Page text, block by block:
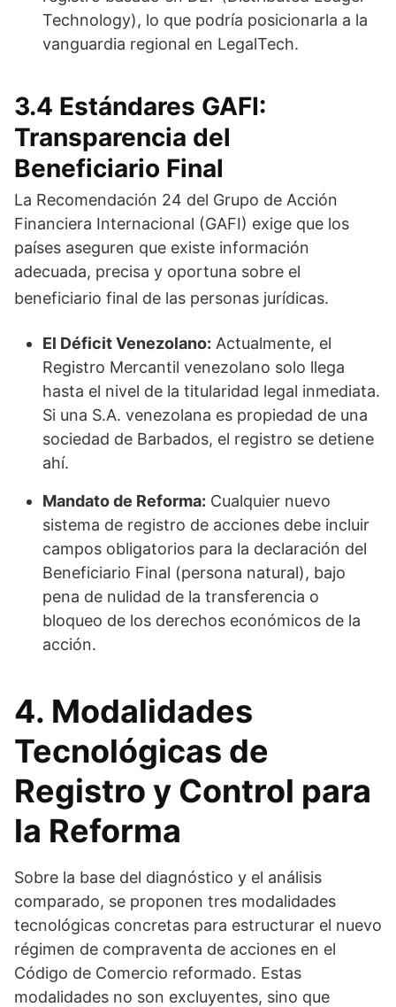
Technology), lo que podría posicionarla a la
vanguardia regional en LegalTech.
3.4 Estándares GAFI:
Transparencia del
Beneficiario Final
La Recomendación 24 del Grupo de Acción
Financiera Internacional (GAFI) exige que los
países aseguren que existe información
adecuada, precisa y oportuna sobre el
beneficiario final de las personas jurídicas.
El Déficit Venezolano: Actualmente, el
Registro Mercantil venezolano solo llega
hasta el nivel de la titularidad legal inmediata.
Si una S.A. venezolana es propiedad de una
sociedad de Barbados, el registro se detiene
ahí.
Mandato de Reforma: Cualquier nuevo
sistema de registro de acciones debe incluir
campos obligatorios para la declaración del
Beneficiario Final (persona natural), bajo
pena de nulidad de la transferencia o
bloqueo de los derechos económicos de la
acción.
4. Modalidades
Tecnológicas de
Registro y Control para
la Reforma
Sobre la base del diagnóstico y el análisis
comparado, se proponen tres modalidades
tecnológicas concretas para estructurar el nuevo
régimen de compraventa de acciones en el
Código de Comercio reformado. Estas
modalidades no son excluyentes, sino que